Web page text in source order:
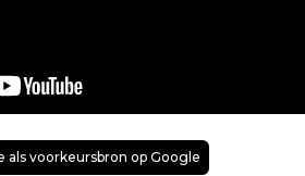
als voorkeursbron op Google